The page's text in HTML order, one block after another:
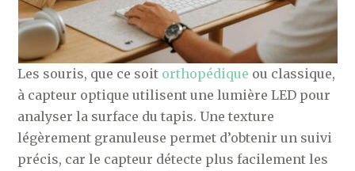
Les souris, que ce soit orthopédique ou classique,
à capteur optique utilisent une lumière LED pour
analyser la surface du tapis. Une texture
légèrement granuleuse permet d’obtenir un suivi
précis, car le capteur détecte plus facilement les